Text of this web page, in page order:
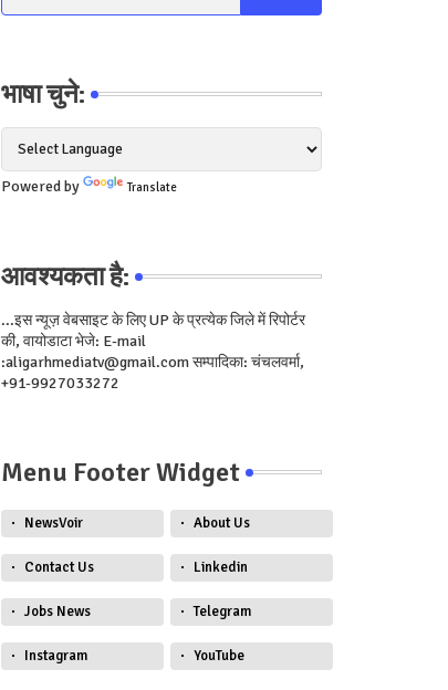
भाषा चुने:
Powered by Translate
आवश्यकता है:
...इस न्यूज़ वेबसाइट के लिए UP के प्रत्येक जिले में रिपोर्टर
की, वायोडाटा भेजे: E-mail
:aligarhmediatv@gmail.com सम्पादिका: चंचलवर्मा,
+91-9927033272
Menu Footer Widget
NewsVoir About Us
Contact Us Linkedin
Jobs News Telegram
Instagram YouTube